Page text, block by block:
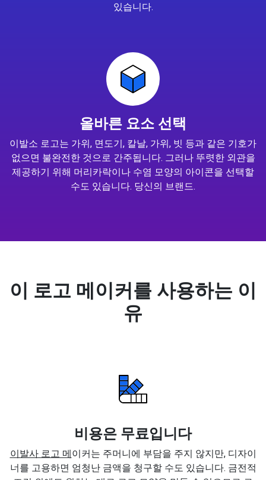
있습니다.
올바른 요소 선택
이발소 로고는 가위, 면도기, 칼날, 가위, 빗 등과 같은 기호가
없으면 불완전한 것으로 간주됩니다. 그러나 뚜렷한 외관을
제공하기 위해 머리카락이나 수염 모양의 아이콘을 선택할
수도 있습니다. 당신의 브랜드.
이 로고 메이커를 사용하는 이
유
비용은 무료입니다
이발사 로고 메이커는 주머니에 부담을 주지 않지만, 디자이
너를 고용하면 엄청난 금액을 청구할 수도 있습니다. 금전적